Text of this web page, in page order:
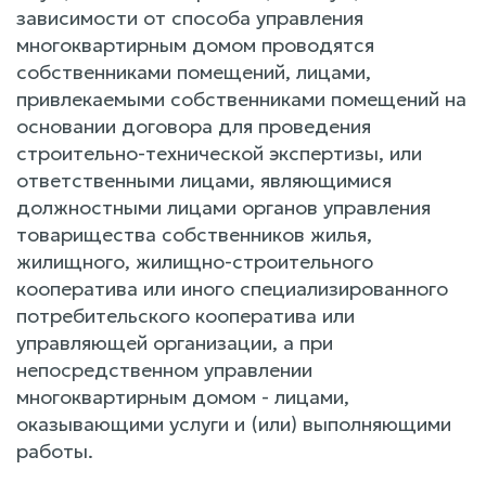
зависимости от способа управления
многоквартирным домом проводятся
собственниками помещений, лицами,
привлекаемыми собственниками помещений на
основании договора для проведения
строительно-технической экспертизы, или
ответственными лицами, являющимися
должностными лицами органов управления
товарищества собственников жилья,
жилищного, жилищно-строительного
кооператива или иного специализированного
потребительского кооператива или
управляющей организации, а при
непосредственном управлении
многоквартирным домом - лицами,
оказывающими услуги и (или) выполняющими
работы.